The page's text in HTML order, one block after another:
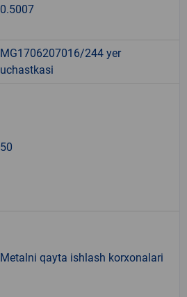
0.5007
MG1706207016/244 yer
uchastkasi
50
Metalni qayta ishlash korxonalari